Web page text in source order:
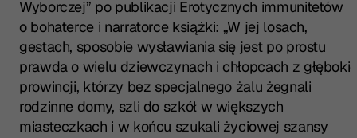
Wyborczej” po publikacji Erotycznych immunitetów
o bohaterce i narratorce książki: „W jej losach,
gestach, sposobie wysławiania się jest po prostu
prawda o wielu dziewczynach i chłopcach z
prowincji, którzy bez specjalnego żalu żegnali
rodzinne domy, szli do szkół w większych
miasteczkach i w końcu szukali życiowej szansy